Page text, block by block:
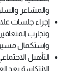
والمشاعر
إجراء جلسات
وتجارب
واستكمال
التأهيل
الانتكاسة بعد